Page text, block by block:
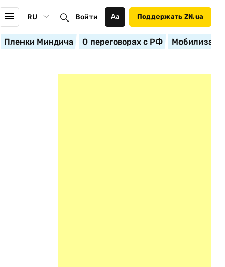
RU Войти Аа Поддержать ZN.ua
Пленки Миндича О переговорах с РФ